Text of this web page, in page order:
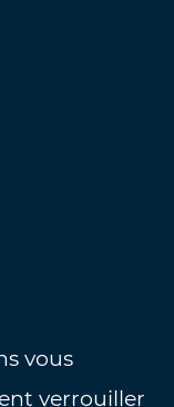
vous
verrouiller